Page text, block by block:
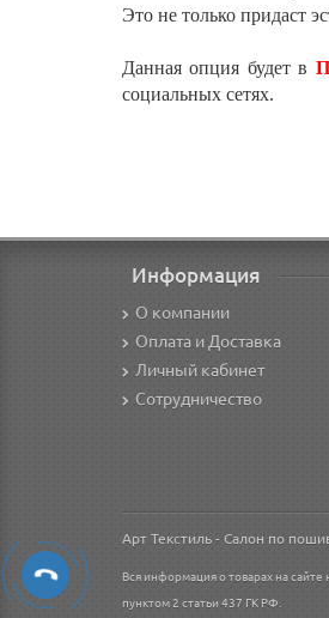
Это не только придаст
Данная опция будет в
социальных сетях.
Информация
О компании
Оплата и Доставка
Личный кабинет
Сотрудничество
Арт Текстиль - Салон по
Вся информация о товарах на
пунктом 2 статьи 437 ГК РФ.